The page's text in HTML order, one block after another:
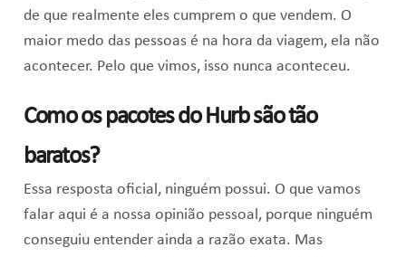
de que realmente eles cumprem o que vendem. O
maior medo das pessoas é na hora da viagem, ela não
acontecer. Pelo que vimos, isso nunca aconteceu.
Como os pacotes do Hurb são tão
baratos?
Essa resposta oficial, ninguém possui. O que vamos
falar aqui é a nossa opinião pessoal, porque ninguém
conseguiu entender ainda a razão exata. Mas